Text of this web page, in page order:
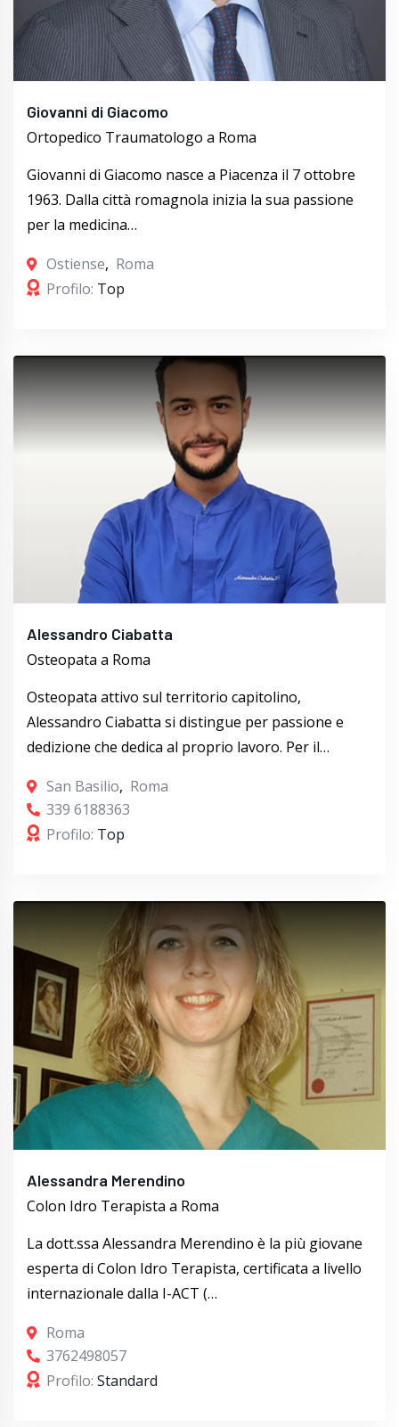
Giovanni di Giacomo
Ortopedico Traumatologo a Roma
Giovanni di Giacomo nasce a Piacenza il 7 ottobre
1963. Dalla città romagnola inizia la sua passione
per la medicina…
Ostiense, Roma
Profilo: Top
Alessandro Ciabatta
Osteopata a Roma
Osteopata attivo sul territorio capitolino,
Alessandro Ciabatta si distingue per passione e
dedizione che dedica al proprio lavoro. Per il…
San Basilio, Roma
339 6188363
Profilo: Top
Alessandra Merendino
Colon Idro Terapista a Roma
La dott.ssa Alessandra Merendino è la più giovane
esperta di Colon Idro Terapista, certificata a livello
internazionale dalla I-ACT (…
Roma
3762498057
Profilo: Standard